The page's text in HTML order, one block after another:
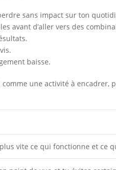
sans impact sur ton
avant d’aller vers des
baisse.
une activité à
vite ce qui fonctionne et ce